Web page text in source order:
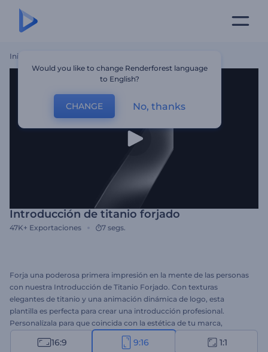
Inicio
Introducción de titanio forjado
47K+ Exportaciones 7 segs.
Forja una poderosa primera impresión en la mente de las personas
con nuestra Introducción de Titanio Forjado. Con texturas
elegantes de titanio y una animación dinámica de logo, esta
plantilla es perfecta para crear una introducción profesional.
Personalízala para que coincida con la estética de tu marca,
incluyendo logo, texto y música de fondo. Perfecta para
lanzamientos de productos, presentaciones de servicios, videos
16:9 9:16 1:1
Would you like to change Renderforest language
to English?
CHANGE No, thanks